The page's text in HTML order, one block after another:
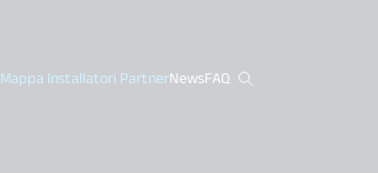
Mappa Installatori PartnerNewsFAQ